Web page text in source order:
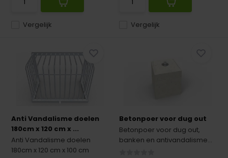
Vergelijk Vergelijk
Anti Vandalisme doelen
180cm x 120 cm x ...
Anti Vandalisme doelen
180cm x 120 cm x 100 cm
Betonpoer voor dug out
Betonpoer voor dug out,
banken en antivandalisme...